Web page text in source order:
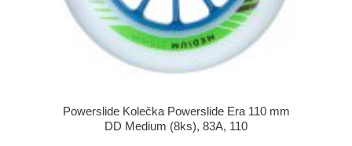
Powerslide Kolečka Powerslide Era 110 mm
DD Medium (8ks), 83A, 110